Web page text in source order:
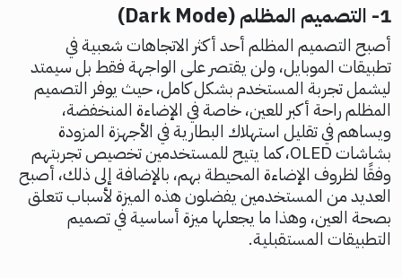
1- التصميم المظلم (Dark Mode)
أصبح التصميم المظلم أحد أكثر الاتجاهات شعبية في
تطبيقات الموبايل، ولن يقتصر على الواجهة فقط بل سيمتد
ليشمل تجربة المستخدم بشكل كامل، حيث يوفر التصميم
المظلم راحة أكبر للعين، خاصة في الإضاءة المنخفضة،
ويساهم في تقليل استهلاك البطارية في الأجهزة المزودة
بشاشات OLED، كما يتيح للمستخدمين تخصيص تجربتهم
وفقًا لظروف الإضاءة المحيطة بهم، بالإضافة إلى ذلك، أصبح
العديد من المستخدمين يفضلون هذه الميزة لأسباب تتعلق
بصحة العين، وهذا ما يجعلها ميزة أساسية في تصميم
التطبيقات المستقبلية.